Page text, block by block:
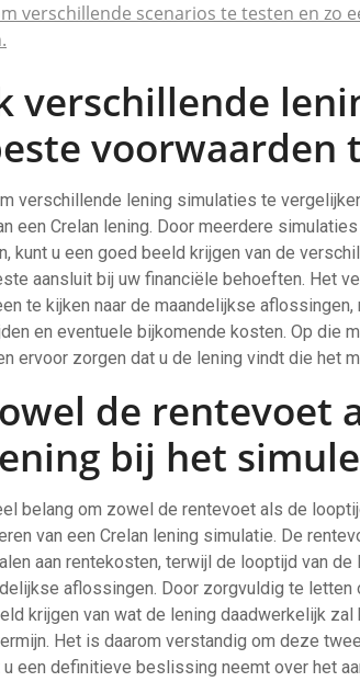
verschillende scenarios te testen en zo
verschillende
voorwaarden
verschillende lening simulaties te
een Crelan lening. Door meerdere
kunt u een goed beeld krijgen van de
aansluit bij uw financiële behoeften. Het
te kijken naar de maandelijkse
en eventuele bijkomende kosten. Op die
ervoor zorgen dat u de lening vindt die het
de rentevoet
bij het
belang om zowel de rentevoet als de
van een Crelan lening simulatie. De
aan rentekosten, terwijl de looptijd van
aflossingen. Door zorgvuldig te
krijgen van wat de lening daadwerkelijk
Het is daarom verstandig om deze
een definitieve beslissing neemt over het